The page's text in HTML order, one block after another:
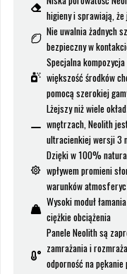
higieny i sprawiają,
Nie uwalnia żadnych
bezpieczny w
Specjalna
większość środków
pomocą szerokiej
Lżejszy niż wiele
wnętrzach, Neolith
ultracienkiej wersji 3
Dzięki w 100%
wpływem promieni
warunków
Wysoki moduł
ciężkie obciążenia
Panele Neolith są
zamrażania i
odporność na